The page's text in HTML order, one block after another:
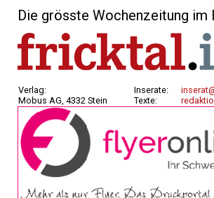
Die grösste Wochenzeitung im
Verlag:
Mobus AG, 4332 Stein
Inserate:
Texte: